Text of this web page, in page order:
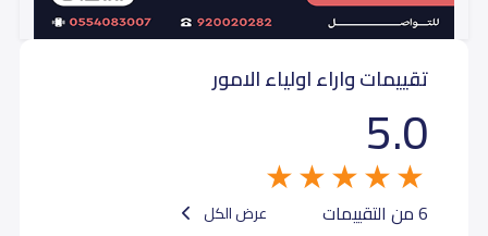
أول ثانوي (Grade 10) 15,000
15,000
ثاني ثانوي (Grade 11)
ثالث ثانوي (Grade 12)
تقييمات واراء اولياء الامور
5.0
6 من التقييمات عرض الكل